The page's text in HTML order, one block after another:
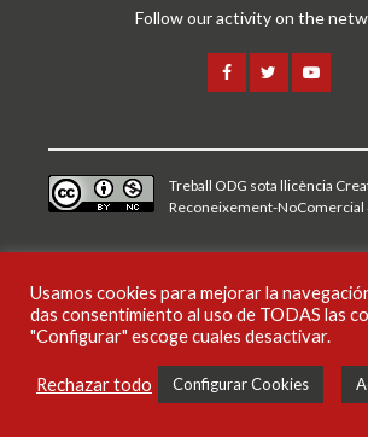
Follow our activity on the
Treball ODG sota llicència
Reconeixement-NoComercial
Aviso legal y política de
Usamos cookies para mejorar la
das consentimiento al uso de TODAS las
"Configurar" escoge cuales desactivar.
Rechazar todo Configurar Cookies
CAT ESP ENG